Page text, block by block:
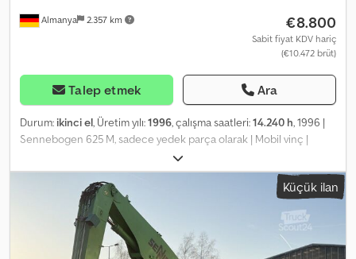
Almanya 2.357 km €8.800
Sabit fiyat KDV hariç
(€10.472 brüt)
Talep etmek Ara
Durum: ikinci el, Üretim yılı:1996, çalışma saatleri:14.240 h, 1996 |
Sennebogen 625 M, sadece yedek parça olarak | Mobil vinç |
14240 saat 📍Konum: Almanya 🚛 Hedefinize teslimat mevcuttur –
Nakliye maliyetini tahmin etmek için nakliye hesaplama aracımızı
kullanın! 💰 Şimdi 8800 Euro'ya satın alın veya bir teklif verin.
Uygun bir ücret karşılığında teslimatta ödeme seçeneği
mevcuttur (onaya tabidir)* 👷‍♂️ Bağımsız bir uzman tarafından
incelenmiştir 0 inceleme noktası, 0 onaylandı ✅, 0 eksik ℹ️, 0
harcama ⚠️ 📌 Uzmanın yorumu: Yedek parça kaynağı olarak:
Küçük ilan